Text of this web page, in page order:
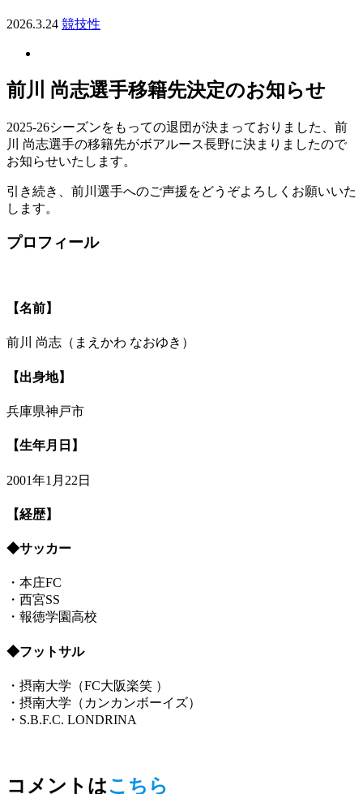
2026.3.24 競技性
前川 尚志選手移籍先決定のお知らせ
2025-26シーズンをもっての退団が決まっておりました、前
川 尚志選手の移籍先がボアルース長野に決まりましたので
お知らせいたします。
引き続き、前川選手へのご声援をどうぞよろしくお願いいた
します。
プロフィール
【名前】
前川 尚志（まえかわ なおゆき）
【出身地】
兵庫県神戸市
【生年月日】
2001年1月22日
【経歴】
◆サッカー
・本庄FC
・西宮SS
・報徳学園高校
◆フットサル
・摂南大学（FC大阪楽笑 ）
・摂南大学（カンカンボーイズ）
・S.B.F.C. LONDRINA
コメントはこちら